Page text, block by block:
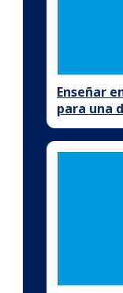
Enseñar
para una